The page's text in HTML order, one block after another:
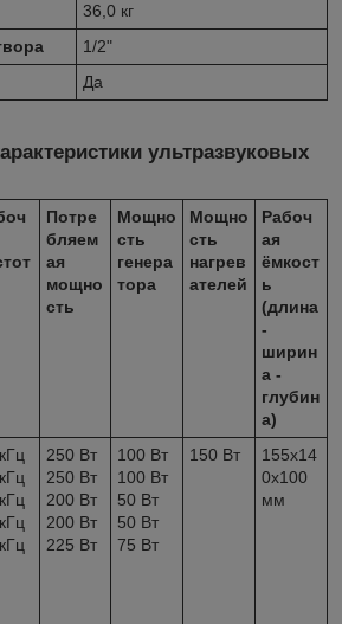
36,0 кг
1/2"
Да
ультразвуковых
Потре
бляем
ая
мощно
сть
Мощно
сть
генера
тора
Мощно
сть
нагрев
ателей
Рабоч
ая
ёмкост
ь
(длина
-
ширин
а -
глубин
а)
250 Вт
250 Вт
200 Вт
200 Вт
225 Вт
100 Вт
100 Вт
50 Вт
50 Вт
75 Вт
150 Вт
155x14
0x100
мм